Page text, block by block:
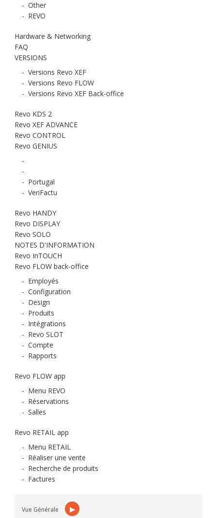
- Other
- REVO
Hardware & Networking
FAQ
VERSIONS
- Versions Revo XEF
- Versions Revo FLOW
- Versions Revo XEF Back-office
Revo KDS 2
Revo XEF ADVANCE
Revo CONTROL
Revo GENIUS
-
-
- Portugal
- VeriFactu
Revo HANDY
Revo DISPLAY
Revo SOLO
NOTES D'INFORMATION
Revo InTOUCH
Revo FLOW back-office
- Employés
- Configuration
- Design
- Produits
- Intégrations
- Revo SLOT
- Compte
- Rapports
Revo FLOW app
- Menu REVO
- Réservations
- Salles
Revo RETAIL app
- Menu RETAIL
- Réaliser une vente
- Recherche de produits
- Factures
Vue Générale ▶